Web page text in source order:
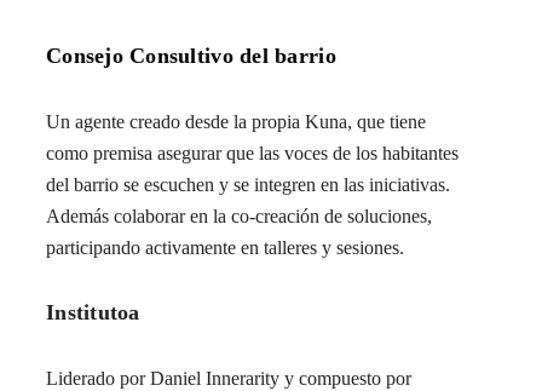
Consejo Consultivo del barrio
Un agente creado desde la propia Kuna, que tiene
como premisa asegurar que las voces de los habitantes
del barrio se escuchen y se integren en las iniciativas.
Además colaborar en la co-creación de soluciones,
participando activamente en talleres y sesiones.
Institutoa
Liderado por Daniel Innerarity y compuesto por